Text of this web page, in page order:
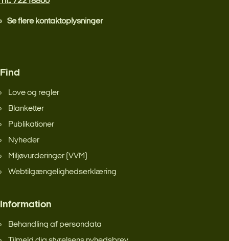
Se flere kontaktoplysninger
Find
Love og regler
Blanketter
Publikationer
Nyheder
Miljøvurderinger (VVM)
Webtilgængelighedserklæring
Information
Behandling af persondata